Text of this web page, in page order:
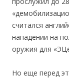
считался
нападении на
оружия для
Но еще перед